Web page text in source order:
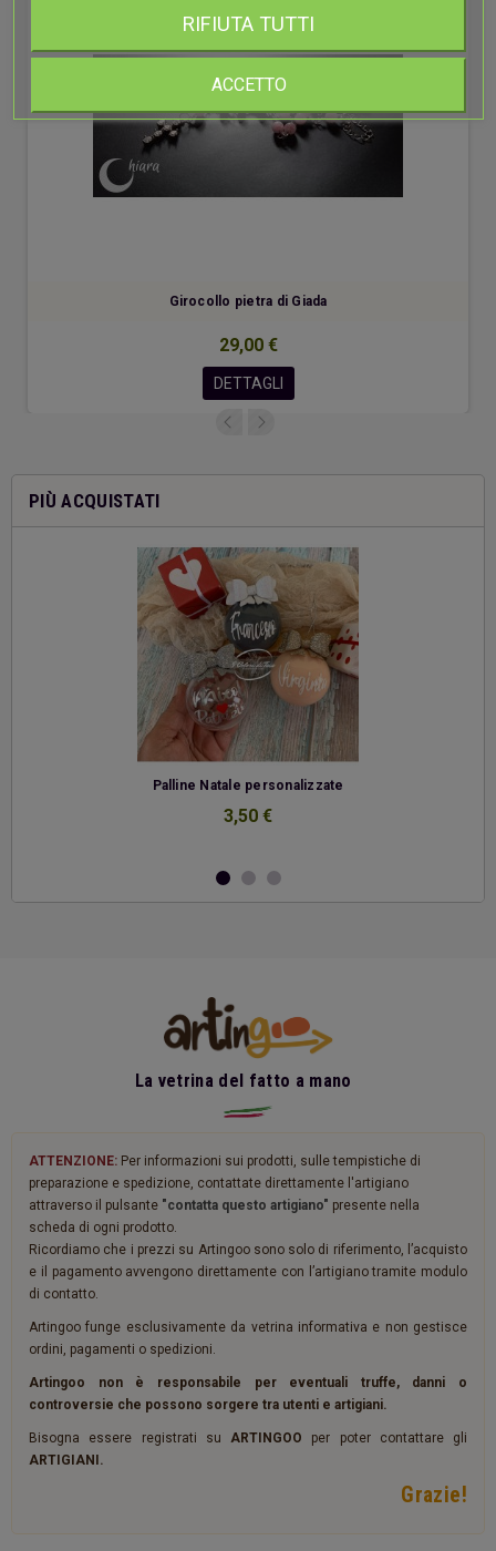
PIÙ ACQUISTATI
Palline Natale personalizzate
3,50 €
Girocollo pietra di Giada
29,00 €
DETTAGLI
La vetrina del fatto a mano
ATTENZIONE: Per informazioni sui prodotti, sulle tempistiche di
preparazione e spedizione, contattate direttamente l'artigiano
attraverso il pulsante "contatta questo artigiano" presente nella
scheda di ogni prodotto.
Ricordiamo che i prezzi su Artingoo sono solo di riferimento, l’acquisto
e il pagamento avvengono direttamente con l’artigiano tramite modulo
di contatto.
Artingoo funge esclusivamente da vetrina informativa e non gestisce
ordini, pagamenti o spedizioni.
Artingoo non è responsabile per eventuali truffe, danni o
controversie che possono sorgere tra utenti e artigiani.
Bisogna essere registrati su ARTINGOO per poter contattare gli
ARTIGIANI.
Grazie!
RIFIUTA TUTTI
ACCETTO